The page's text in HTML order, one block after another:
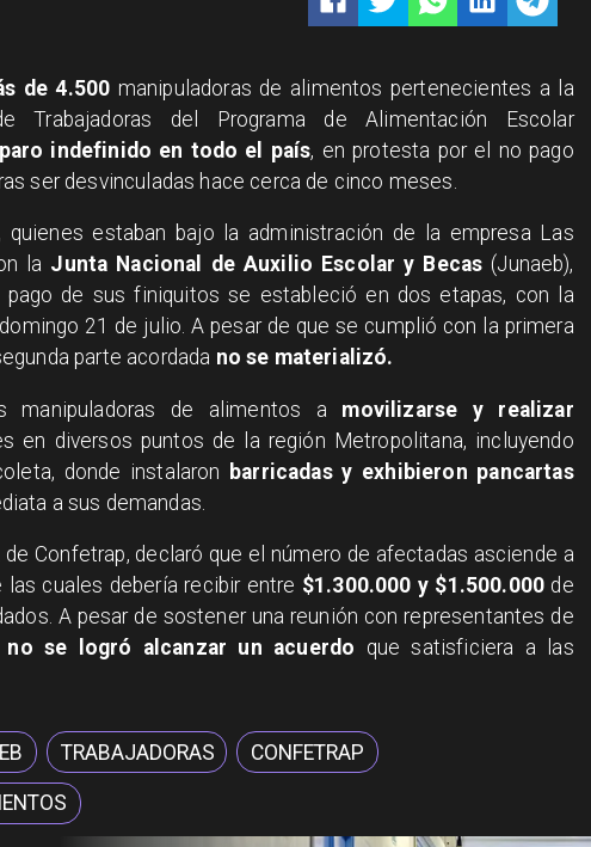
de 4.500 manipuladoras de alimentos pertenecientes a la
Trabajadoras del Programa de Alimentación Escolar
paro indefinido en todo el país, en protesta por el no pago
ser desvinculadas hace cerca de cinco meses.
quienes estaban bajo la administración de la empresa Las
la Junta Nacional de Auxilio Escolar y Becas (Junaeb),
pago de sus finiquitos se estableció en dos etapas, con la
21 de julio. A pesar de que se cumplió con la primera
parte acordada no se materializó.
manipuladoras de alimentos a movilizarse y realizar
en diversos puntos de la región Metropolitana, incluyendo
donde instalaron
barricadas y exhibieron pancartas
a sus demandas.
Confetrap, declaró que el número de afectadas asciende a
las cuales debería recibir entre $1.300.000 y $1.500.000 de
A pesar de sostener una reunión con representantes de
no se logró alcanzar un acuerdo que satisficiera a las
TRABAJADORAS CONFETRAP